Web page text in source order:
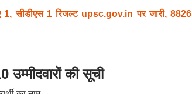
सीडीएस 1 रिजल्ट upsc.gov.in पर जारी, 8826
की सूची